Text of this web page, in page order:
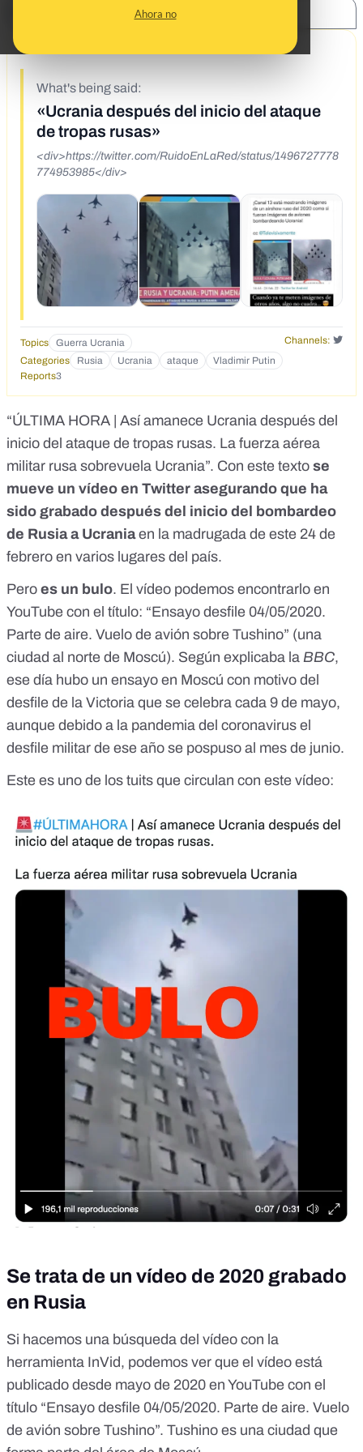
Ahora no
2/24/22
What's being said:
«Ucrania después del inicio del ataque
de tropas rusas»
<div>https://twitter.com/RuidoEnLaRed/status/1496727778
774953985</div>
Topics Guerra Ucrania
Channels:
Categories
Rusia Ucrania ataque
Vladimir Putin
Reports3
“ÚLTIMA HORA | Así amanece Ucrania después del
inicio del ataque de tropas rusas. La fuerza aérea
militar rusa sobrevuela Ucrania”. Con este texto se
mueve un vídeo en Twitter asegurando que ha
sido grabado después del inicio del
bombardeo
de Rusia a Ucraniaen la madrugada de este 24 de
febrero en varios lugares del país.
Pero es un bulo. El vídeo podemos encontrarlo en
YouTube con el título: “Ensayo desfile 04/05/2020.
Parte de aire. Vuelo de avión sobre Tushino” (una
ciudad al norte de Moscú). Según explicaba la BBC,
ese día hubo un ensayo en Moscú con motivo del
desfile de la Victoria que se celebra cada 9 de mayo,
aunque debido a la pandemia del coronavirus el
desfile militar de ese año se pospuso al mes de junio.
Este es uno de los tuits que circulan con este vídeo:
Se trata de un vídeo de 2020 grabado
en Rusia
Si hacemos una búsqueda del vídeo con la
herramienta InVid, podemos ver que el vídeo está
publicado desde mayo de 2020 en YouTube con el
título “Ensayo desfile 04/05/2020. Parte de aire. Vuelo
de avión sobre Tushino”. Tushino es una ciudad que